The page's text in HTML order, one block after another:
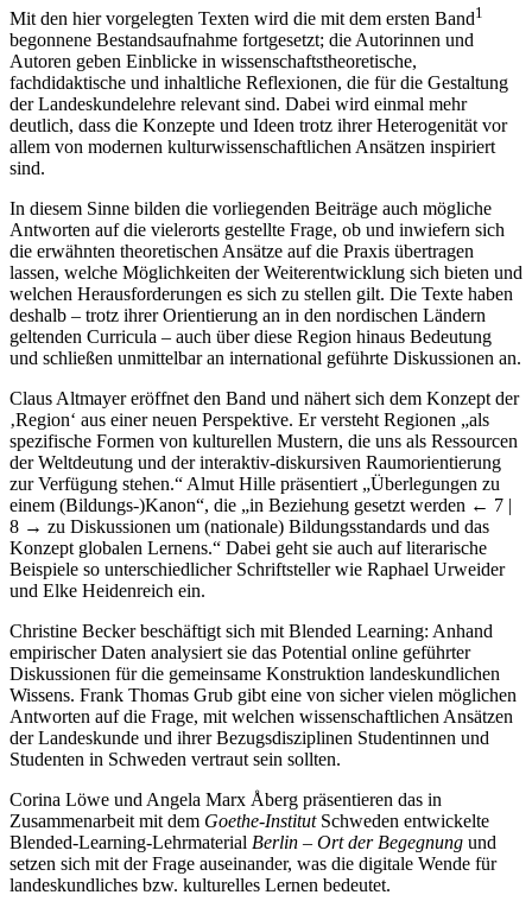
Mit den hier vorgelegten Texten wird die mit dem ersten Band1
begonnene Bestandsaufnahme fortgesetzt; die Autorinnen und
Autoren geben Einblicke in wissenschaftstheoretische,
fachdidaktische und inhaltliche Reflexionen, die für die Gestaltung
der Landeskundelehre relevant sind. Dabei wird einmal mehr
deutlich, dass die Konzepte und Ideen trotz ihrer Heterogenität vor
allem von modernen kulturwissenschaftlichen Ansätzen inspiriert
sind.
In diesem Sinne bilden die vorliegenden Beiträge auch mögliche
Antworten auf die vielerorts gestellte Frage, ob und inwiefern sich
die erwähnten theoretischen Ansätze auf die Praxis übertragen
lassen, welche Möglichkeiten der Weiterentwicklung sich bieten und
welchen Herausforderungen es sich zu stellen gilt. Die Texte haben
deshalb – trotz ihrer Orientierung an in den nordischen Ländern
geltenden Curricula – auch über diese Region hinaus Bedeutung
und schließen unmittelbar an international geführte Diskussionen an.
Claus Altmayer eröffnet den Band und nähert sich dem Konzept der
‚Region‘ aus einer neuen Perspektive. Er versteht Regionen „als
spezifische Formen von kulturellen Mustern, die uns als Ressourcen
der Weltdeutung und der interaktiv-diskursiven Raumorientierung
zur Verfügung stehen.“ Almut Hille präsentiert „Überlegungen zu
einem (Bildungs-)Kanon“, die „in Beziehung gesetzt werden ← 7 |
8 → zu Diskussionen um (nationale) Bildungsstandards und das
Konzept globalen Lernens.“ Dabei geht sie auch auf literarische
Beispiele so unterschiedlicher Schriftsteller wie Raphael Urweider
und Elke Heidenreich ein.
Christine Becker beschäftigt sich mit Blended Learning: Anhand
empirischer Daten analysiert sie das Potential online geführter
Diskussionen für die gemeinsame Konstruktion landeskundlichen
Wissens. Frank Thomas Grub gibt eine von sicher vielen möglichen
Antworten auf die Frage, mit welchen wissenschaftlichen Ansätzen
der Landeskunde und ihrer Bezugsdisziplinen Studentinnen und
Studenten in Schweden vertraut sein sollten.
Corina Löwe und Angela Marx Åberg präsentieren das in
Zusammenarbeit mit dem Goethe-InstitutSchweden entwickelte
Blended-Learning-Lehrmaterial Berlin – Ort der Begegnung und
setzen sich mit der Frage auseinander, was die digitale Wende für
landeskundliches bzw. kulturelles Lernen bedeutet.